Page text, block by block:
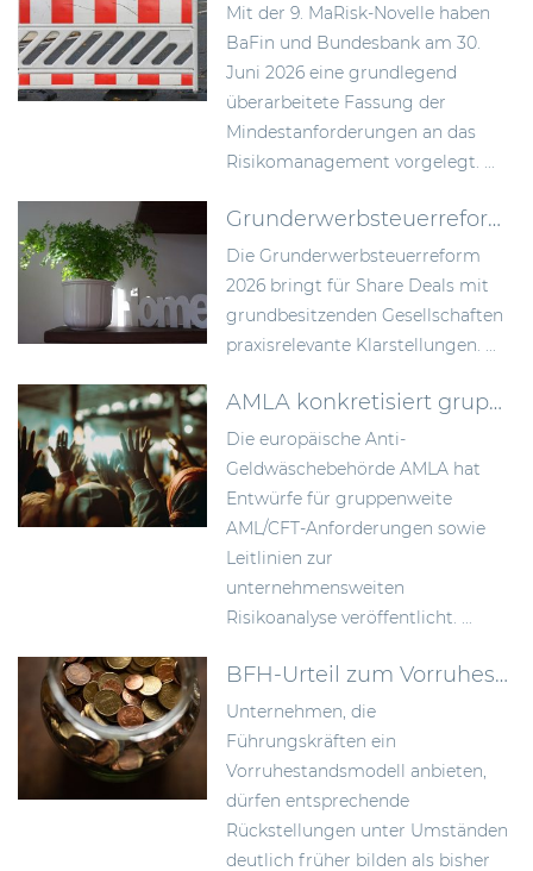
Mit der 9. MaRisk-Novelle haben
BaFin und Bundesbank am 30.
Juni 2026 eine grundlegend
überarbeitete Fassung der
Mindestanforderungen an das
Risikomanagement vorgelegt. ...
Grunderwerbsteuerreform 2026: Bundesrat billigt Neuregelung der Signing-Closing-Problematik
Die Grunderwerbsteuerreform
2026 bringt für Share Deals mit
grundbesitzenden Gesellschaften
praxisrelevante Klarstellungen. ...
AMLA konkretisiert gruppenweite AML-Anforderungen und die unternehmensweite Risikoanalyse
Die europäische Anti-
Geldwäschebehörde AMLA hat
Entwürfe für gruppenweite
AML/CFT-Anforderungen sowie
Leitlinien zur
unternehmensweiten
Risikoanalyse veröffentlicht. ...
BFH-Urteil zum Vorruhestandsmodell: Rückstellungen früher bilden als bisher anerkannt
Unternehmen, die
Führungskräften ein
Vorruhestandsmodell anbieten,
dürfen entsprechende
Rückstellungen unter Umständen
deutlich früher bilden als bisher